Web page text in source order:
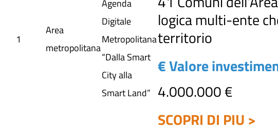
1
Area
metropolitana
Agenda
Digitale
Metropolitana
“Dalla Smart
City alla
Smart Land”
logica multi-ente
territorio
€ Valore
4.000.000 €
SCOPRI DI PIU >